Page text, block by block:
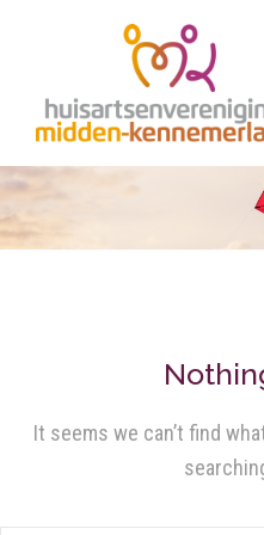
It seems we can’t find